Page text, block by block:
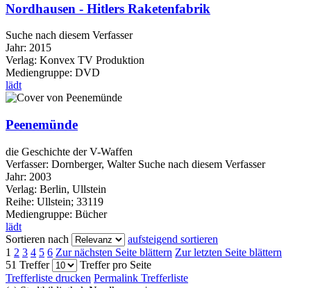
Nordhausen - Hitlers Raketenfabrik
Suche nach diesem Verfasser
Jahr: 2015
Verlag: Konvex TV Produktion
Mediengruppe: DVD
lädt
Peenemünde
die Geschichte der V-Waffen
Verfasser: Dornberger, Walter Suche nach diesem Verfasser
Jahr: 2003
Verlag: Berlin, Ullstein
Reihe: Ullstein; 33119
Mediengruppe: Bücher
lädt
Sortieren nach
aufsteigend sortieren
1 2 3 4 5 6 Zur nächsten Seite blättern Zur letzten Seite blättern
51 Treffer
Treffer pro Seite
Trefferliste drucken Permalink Trefferliste